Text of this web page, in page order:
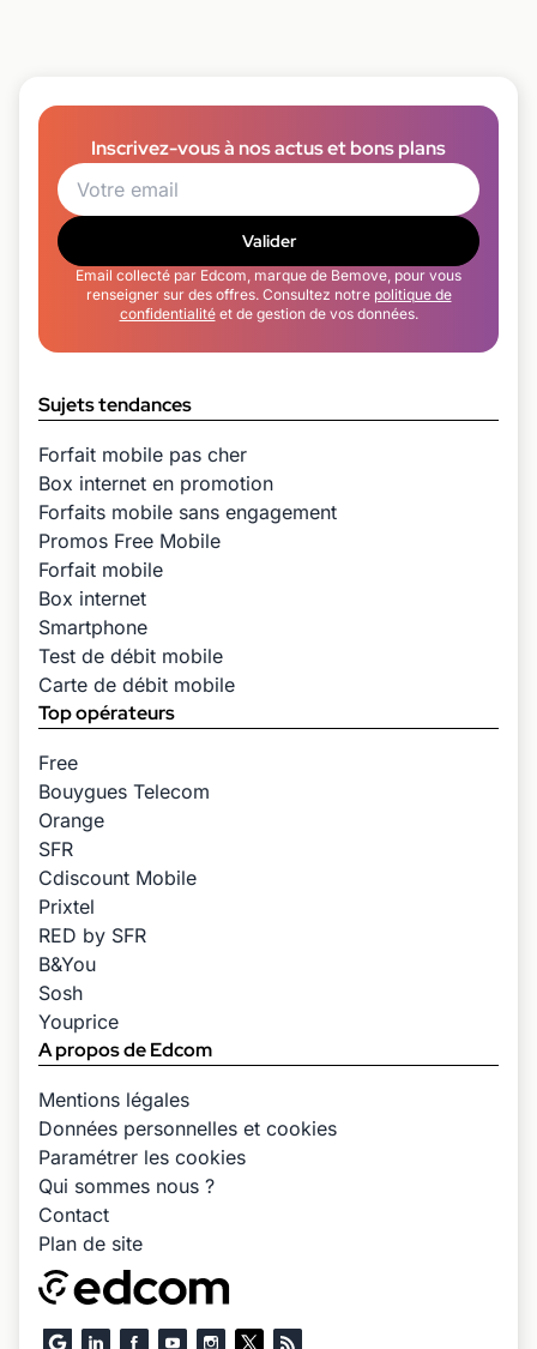
Inscrivez-vous à nos actus et bons plans
Valider
Email collecté par Edcom, marque de Bemove, pour vous
renseigner sur des offres. Consultez notre politique de
confidentialitéet de gestion de vos données.
Sujets tendances
Forfait mobile pas cher
Box internet en promotion
Forfaits mobile sans engagement
Promos Free Mobile
Forfait mobile
Box internet
Smartphone
Test de débit mobile
Carte de débit mobile
Top opérateurs
Free
Bouygues Telecom
Orange
SFR
Cdiscount Mobile
Prixtel
RED by SFR
B&You
Sosh
Youprice
A propos de Edcom
Mentions légales
Données personnelles et cookies
Paramétrer les cookies
Qui sommes nous ?
Contact
Plan de site